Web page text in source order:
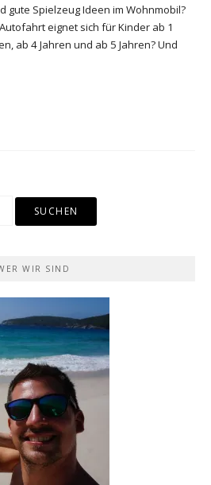
gute Spielzeug Ideen im Wohnmobil?
eignet sich für Kinder ab 1
ab 4 Jahren und ab 5 Jahren? Und
WIR SIND